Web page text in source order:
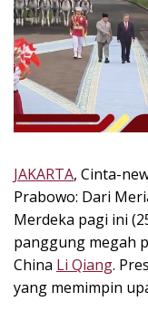
r
k
i
i
,
P
n
I
n
s
p
JAKARTA, Cinta-
Prabowo: Dari
Merdeka pagi ini
panggung megah
China Li Qiang.
yang memimpin